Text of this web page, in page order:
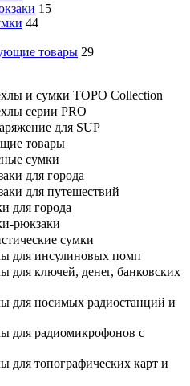
15
44
товары 29
и сумки TOPO Collection
серии PRO
для SUP
товары
сумки
для города
для путешествий
для города
рюкзаки
сумки
для инсулиновых помп
для ключей, денег, банковских
для носимых радиостанций и
для радиомикрофонов с
для топографических карт и